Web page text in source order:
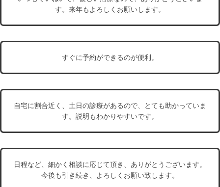
す。来年もよろしくお願いします。
すぐに予約ができるのが便利。
自宅に割合近く、土日の診療があるので、とても助かっていま
す。説明もわかりやすいです。
日程など、細かく相談に応じて頂き、ありがとうございます。
今後も引き続き、よろしくお願い致します。